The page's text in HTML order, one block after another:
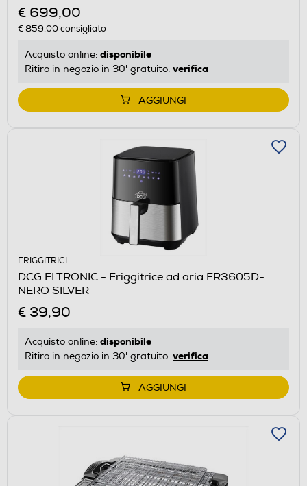
€ 699,00
€ 859,00consigliato
Acquisto online: disponibile
Ritiro in negozio in 30' gratuito: verifica
AGGIUNGI
FRIGGITRICI
DCG ELTRONIC - Friggitrice ad aria FR3605D-
NERO SILVER
€ 39,90
Acquisto online: disponibile
Ritiro in negozio in 30' gratuito: verifica
AGGIUNGI